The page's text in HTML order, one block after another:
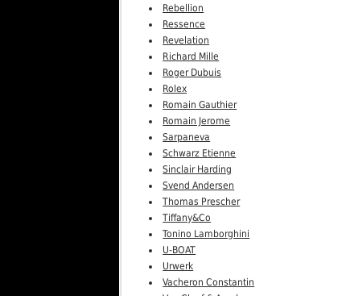
Rebellion
Ressence
Revelation
Richard Mille
Roger Dubuis
Rolex
Romain Gauthier
Romain Jerome
Sarpaneva
Schwarz Etienne
Sinclair Harding
Svend Andersen
Thomas Prescher
Tiffany&Co
Tonino Lamborghini
U-BOAT
Urwerk
Vacheron Constantin